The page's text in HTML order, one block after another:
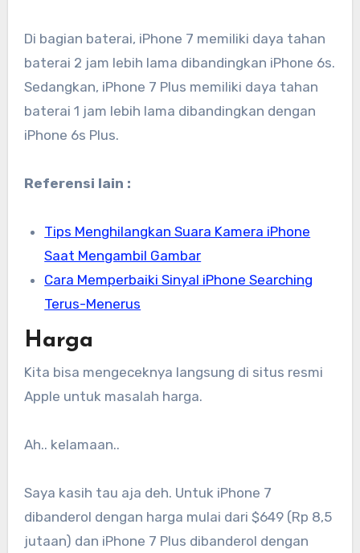
Di bagian baterai, iPhone 7 memiliki daya tahan
baterai 2 jam lebih lama dibandingkan iPhone 6s.
Sedangkan, iPhone 7 Plus memiliki daya tahan
baterai 1 jam lebih lama dibandingkan dengan
iPhone 6s Plus.
Referensi lain :
Tips Menghilangkan Suara Kamera iPhone
Saat Mengambil Gambar
Cara Memperbaiki Sinyal iPhone Searching
Terus-Menerus
Harga
Kita bisa mengeceknya langsung di situs resmi
Apple untuk masalah harga.
Ah.. kelamaan..
Saya kasih tau aja deh. Untuk iPhone 7
dibanderol dengan harga mulai dari $649 (Rp 8,5
jutaan) dan iPhone 7 Plus dibanderol dengan